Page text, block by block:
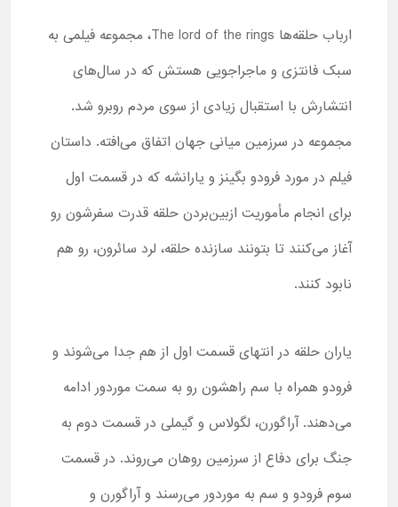
ارباب حلقه‌ها The lord of the rings، مجموعه فیلمی به
سبک فانتزی و ماجراجویی هستش که در سال‌های
انتشارش با استقبال زیادی از سوی مردم روبرو ‌شد.
مجموعه در سرزمین میانی جهان اتفاق می‌افته. داستان
فیلم در مورد فرودو بگینز و یارانشه که در قسمت اول
برای انجام مأموریت ازبین‌بردن حلقه قدرت سفرشون رو
آغاز می‌کنند تا بتونند سازنده حلقه، لرد سائرون، رو هم
نابود کنند.
یاران حلقه در انتهای قسمت اول از هم جدا می‌شوند و
فرودو همراه با سم راهشون رو به سمت موردور ادامه
می‌دهند. آراگورن، لگولاس و گیملی در قسمت دوم به
جنگ برای دفاع از سرزمین روهان می‌روند. در قسمت
سوم فرودو و سم به موردور می‌رسند و آراگورن و